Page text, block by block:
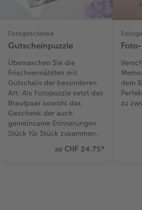
Fotogeschenke
Gutscheinpuzzle
Überraschen Sie die
Frischvermählten mit
Gutschein der besonderen
Art: Als Fotopuzzle setzt das
Brautpaar sowohl das
Geschenk der auch
gemeinsame Erinnerungen
Stück für Stück zusammen.
ab CHF 24.75*
dem
zu